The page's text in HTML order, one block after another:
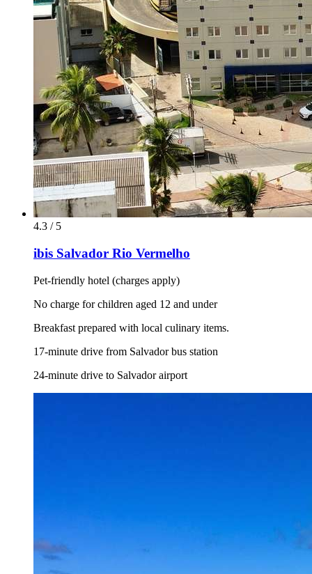
4.3 / 5
ibis Salvador Rio Vermelho
Pet-friendly hotel (charges apply)
No charge for children aged 12 and under
Breakfast prepared with local culinary items.
17-minute drive from Salvador bus station
24-minute drive to Salvador airport